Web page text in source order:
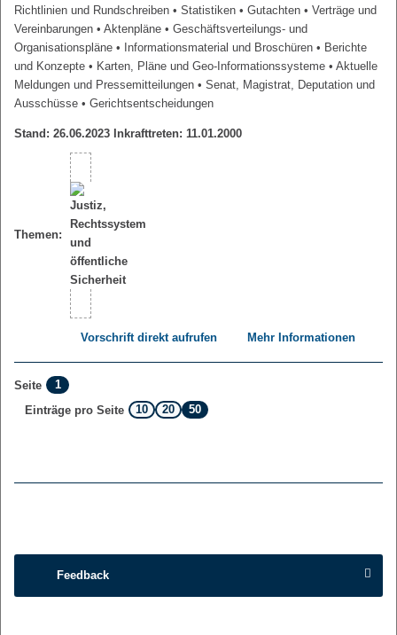
Richtlinien und Rundschreiben • Statistiken • Gutachten • Verträge und
Vereinbarungen • Aktenpläne • Geschäftsverteilungs- und
Organisationspläne • Informationsmaterial und Broschüren • Berichte
und Konzepte • Karten, Pläne und Geo-Informationssysteme • Aktuelle
Meldungen und Pressemitteilungen • Senat, Magistrat, Deputation und
Ausschüsse • Gerichtsentscheidungen
Stand: 26.06.2023 Inkrafttreten: 11.01.2000
Themen:
Vorschrift direkt aufrufen Mehr Informationen
Seite
1
Einträge pro Seite
10 20 50
Feedback